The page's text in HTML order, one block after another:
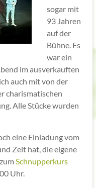
sogar mit
93 Jahren
auf der
Bühne. Es
war ein
im ausverkauften
auch mit von der
charismatischen
Alle Stücke wurden
eine Einladung vom
Zeit hat, die eigene
Schnupperkurs
Uhr.